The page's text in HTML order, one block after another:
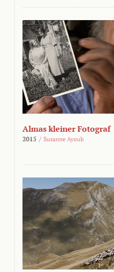
Almas kleiner Fotograf
2015 / Susanne Ayoub